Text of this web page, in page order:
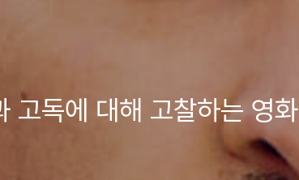
고독에 대해 고찰하는 영화